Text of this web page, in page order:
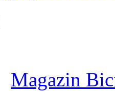
Magazin